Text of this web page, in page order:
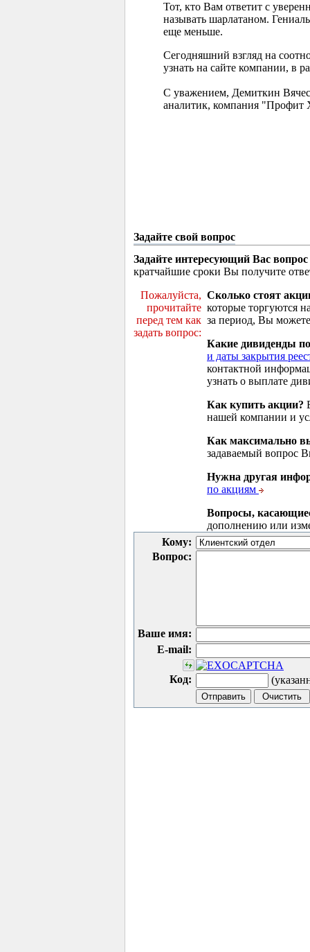
Тот, кто Вам ответит с
называть шарлатаном.
еще меньше.
Сегодняшний взгляд на
узнать на сайте компании, в
С уважением, Демиткин
аналитик, компания "Профит
Задайте свой вопрос
Задайте интересующий Вас вопрос
кратчайшие сроки Вы получите
Пожалуйста,
прочитайте
перед тем как
задать вопрос:
Сколько стоят
которые торгуются
за период, Вы
Какие дивиденды
и даты закрытия
контактной
узнать о выплате
Как купить акции?
нашей компании и
Как максимально
задаваемый вопрос
Нужна другая
по акциям
Вопросы,
дополнению или
Кому:
Вопрос:
Ваше имя:
E-mail:
Код: